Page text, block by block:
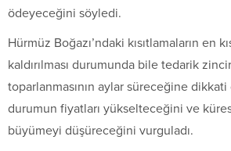
ödeyeceğini söyledi.
Hürmüz Boğazı’ndaki kısıtlamaların en
kaldırılması durumunda bile tedarik
toparlanmasının aylar süreceğine
durumun fiyatları yükselteceğini ve
büyümeyi düşüreceğini vurguladı.